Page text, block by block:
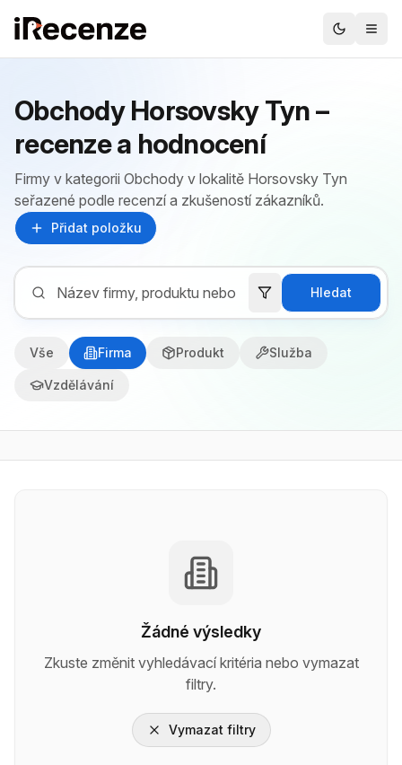
Obchody Horsovsky Tyn –
recenze a hodnocení
Firmy v kategorii Obchody v lokalitě Horsovsky Tyn
seřazené podle recenzí a zkušeností zákazníků.
Přidat položku
Hledat
Vše Firma Produkt Služba
Vzdělávání
Žádné výsledky
Zkuste změnit vyhledávací kritéria nebo vymazat
filtry.
Vymazat filtry